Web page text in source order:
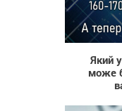
Який
може